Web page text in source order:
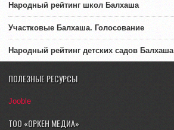
Народный рейтинг школ Балхаша
Участковые Балхаша. Голосование
Народный рейтинг детских садов Балхаша
ПОЛЕЗНЫЕ РЕСУРСЫ
Jooble
ТОО «ОРКЕН МЕДИА»